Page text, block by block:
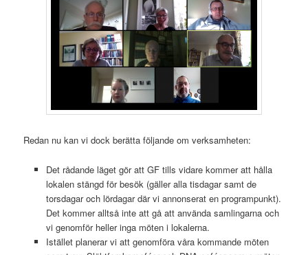
Redan nu kan vi dock berätta följande om verksamheten:
Det rådande läget gör att GF tills vidare kommer att hålla
lokalen stängd för besök (gäller alla tisdagar samt de
torsdagar och lördagar där vi annonserat en programpunkt).
Det kommer alltså inte att gå att använda samlingarna och
vi genomför heller inga möten i lokalerna.
Istället planerar vi att genomföra våra kommande möten